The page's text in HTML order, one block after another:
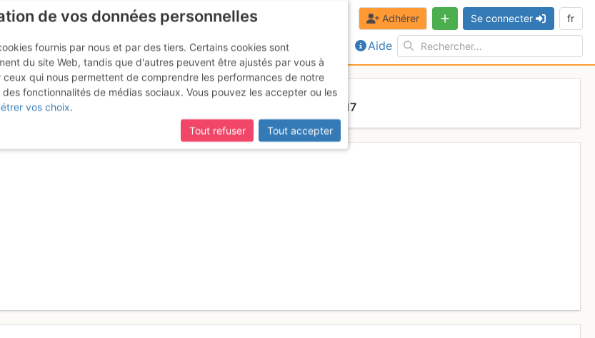
Aide
Adhérer Se connecter fr
Une valse pour Manon Lundi 24 avril 2017
de vos données personnelles
fournis par nous et par des tiers. Certains cookies sont
du site Web, tandis que d'autres peuvent être ajustés par vous à
qui nous permettent de comprendre les performances de notre
fonctionnalités de médias sociaux. Vous pouvez les accepter ou les
vos choix.
Tout refuser
Tout accepter